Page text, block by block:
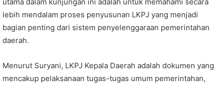
lebih mendalam proses penyusunan LKPJ yang menjadi
bagian penting dari sistem penyelenggaraan pemerintahan
daerah.
Menurut Suryani, LKPJ Kepala Daerah adalah dokumen yang
mencakup pelaksanaan tugas-tugas umum pemerintahan,